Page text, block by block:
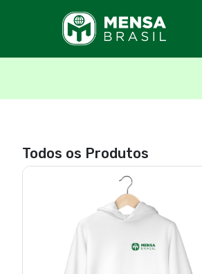
Todos os Produtos